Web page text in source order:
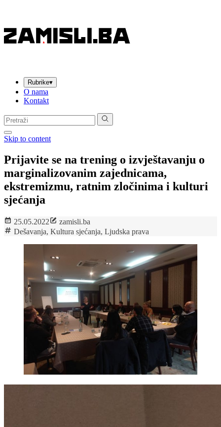
Rubrike▾
O nama
Kontakt
Pretraga:
Skip to content
Prijavite se na trening o izvještavanju o
marginalizovanim zajednicama,
ekstremizmu, ratnim zločinima i kulturi
sjećanja
25.05.2022
zamisli.ba
Dešavanja, Kultura sjećanja, Ljudska prava